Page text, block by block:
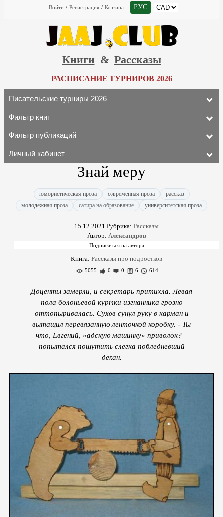
Войти / Регистрация / Корзина РУС
Книги & Рассказы
РАСПИСАНИЕ ТУРНИРОВ 2026
Писательские турниры 2026
Фильтр книг
Фильтр публикаций
Личный кабинет
Знай меру
юмористическая проза современная проза
рассказ
молодежная проза
сатира на образование университетская проза
15.12.2021 Рубрика: Рассказы
Автор: Александров
Книга: Рассказы про подростков
5055 0 0 6 614
Доценты замерли, и секретарь притихла. Левая
пола болоньевой куртки изгнанника грозно
оттопыривалась. Сухов сунул руку в карман и
вытащил перевязанную ленточкой коробку. - Ты
что, Евгений, «адскую машинку» приволок? –
попытался пошутить слегка побледневший
декан.